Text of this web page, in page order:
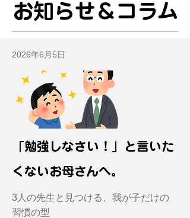
お知らせ＆コラム
2026年6月5日
「勉強しなさい！」と言いた
くないお母さんへ。
3人の先生と見つける、我が子だけの
習慣の型